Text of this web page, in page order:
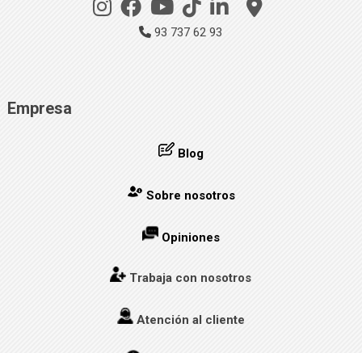
93 737 62 93
Empresa
Blog
Sobre nosotros
Opiniones
Trabaja con nosotros
Atención al cliente